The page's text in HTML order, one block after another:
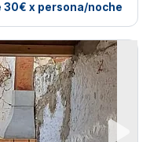
30€ x persona/noche